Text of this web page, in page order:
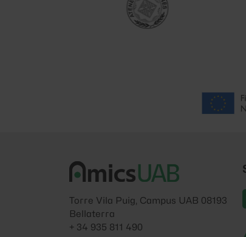
Torre Vila Puig, Campus UAB 08193
Bellaterra
+ 34 935 811 490